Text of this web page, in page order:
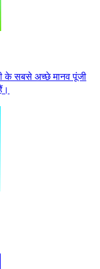
के सबसे अच्छे मानव पूंजी